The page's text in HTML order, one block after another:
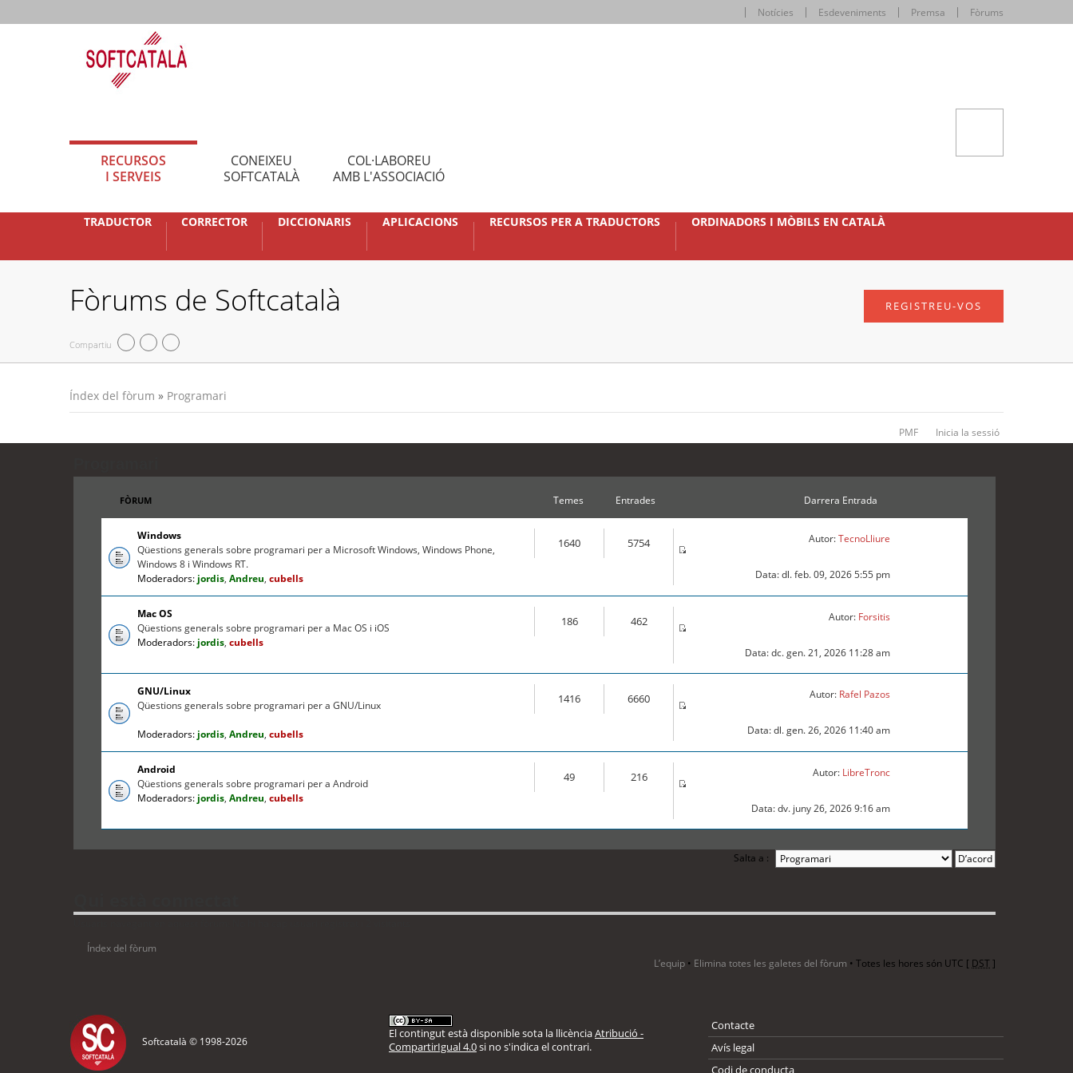
Notícies Esdeveniments Premsa Fòrums
RECURSOS
I SERVEIS
CONEIXEU
SOFTCATALÀ
COL·LABOREU
AMB L'ASSOCIACIÓ
TRADUCTOR CORRECTOR DICCIONARIS APLICACIONS RECURSOS PER A TRADUCTORS ORDINADORS I MÒBILS EN CATALÀ
Fòrums de Softcatalà
Compartiu
REGISTREU-VOS
Índex del fòrum » Programari
PMF Inicia la sessió
FÒRUM Temes Entrades Darrera Entrada
Windows
Qüestions generals sobre programari per a Microsoft Windows, Windows Phone,
Windows 8 i Windows RT.
Moderadors: jordis, Andreu, cubells
1640 5754 Autor:TecnoLliure
Data: dl. feb. 09, 2026 5:55 pm
Mac OS
Qüestions generals sobre programari per a Mac OS i iOS
Moderadors: jordis, cubells
186 462 Autor: Forsitis
Data: dc. gen. 21, 2026 11:28 am
GNU/Linux
Qüestions generals sobre programari per a GNU/Linux
Moderadors: jordis, Andreu, cubells
1416 6660 Autor: Rafel Pazos
Data: dl. gen. 26, 2026 11:40 am
Android
Qüestions generals sobre programari per a Android
Moderadors: jordis, Andreu, cubells
49 216 Autor: LibreTronc
Data: dv. juny 26, 2026 9:16 am
Salta a :
Índex del fòrum
L’equip • Elimina totes les galetes del fòrum • Totes les hores són UTC [ DST]
Softcatalà © 1998-2026
El contingut està disponible sota la llicènciaAtribució -
CompartirIgual 4.0si no s'indica el contrari.
Contacte
Avís legal
Codi de conducta